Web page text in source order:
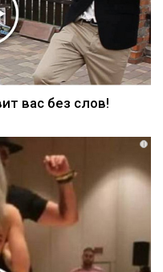
вас без слов!
i